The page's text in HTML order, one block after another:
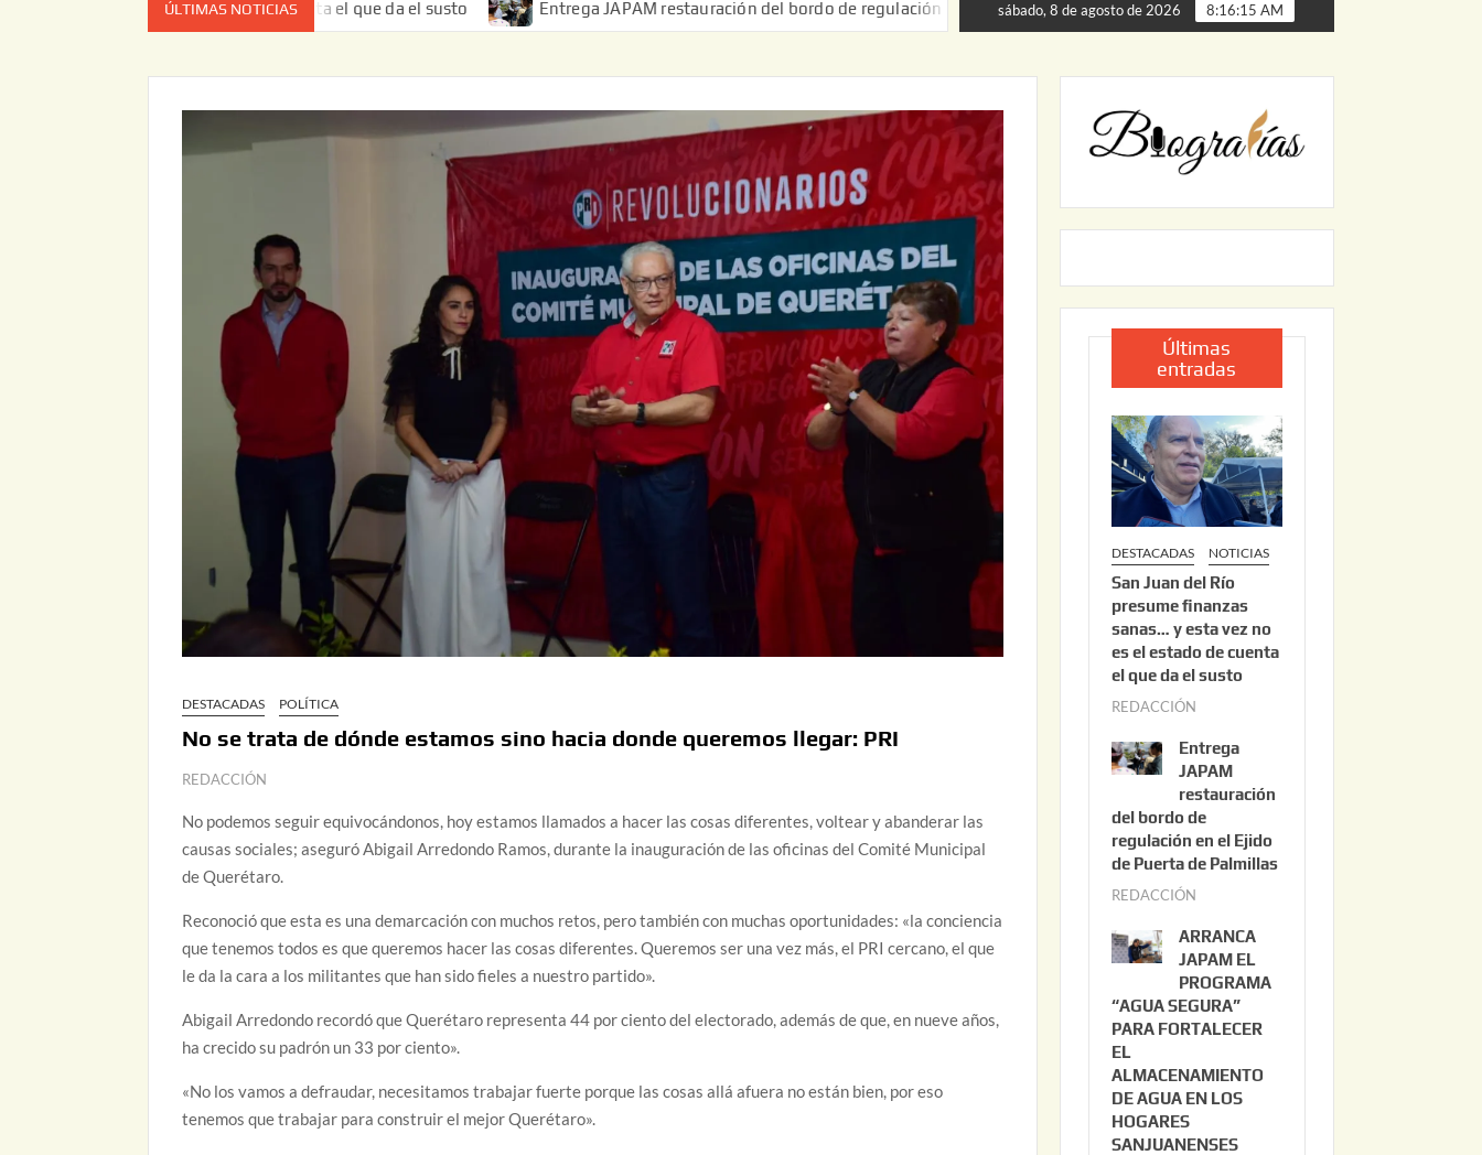
ÚLTIMAS NOTICIAS
no es el estado de cuenta el que da el susto Entrega JAPAM restauración del bordo de regulación en el Ejido de Puerta de Palmillas ARRANCA JAPAM EL PROGRAMA
sábado, 8 de agosto de 2026 8:16:16 AM
DESTACADAS POLÍTICA
No se trata de dónde estamos sino hacia donde queremos llegar: PRI
REDACCIÓN
No podemos seguir equivocándonos, hoy estamos llamados a hacer las cosas diferentes, voltear y abanderar las
causas sociales; aseguró Abigail Arredondo Ramos, durante la inauguración de las oficinas del Comité Municipal
de Querétaro.
Reconoció que esta es una demarcación con muchos retos, pero también con muchas oportunidades: «la conciencia
que tenemos todos es que queremos hacer las cosas diferentes. Queremos ser una vez más, el PRI cercano, el que
le da la cara a los militantes que han sido fieles a nuestro partido».
Abigail Arredondo recordó que Querétaro representa 44 por ciento del electorado, además de que, en nueve años,
ha crecido su padrón un 33 por ciento».
«No los vamos a defraudar, necesitamos trabajar fuerte porque las cosas allá afuera no están bien, por eso
tenemos que trabajar para construir el mejor Querétaro».
Últimas
entradas
DESTACADAS NOTICIAS
San Juan del Río
presume finanzas
sanas… y esta vez no
es el estado de cuenta
el que da el susto
REDACCIÓN
o
s
t
o
3
2
0
2
6
Entrega
JAPAM
restauración
del bordo de
regulación en el Ejido
de Puerta de Palmillas
REDACCIÓN
l
i
o
2
0
ARRANCA
JAPAM EL
PROGRAMA
“AGUA SEGURA”
PARA FORTALECER
EL
ALMACENAMIENTO
DE AGUA EN LOS
HOGARES
SANJUANENSES